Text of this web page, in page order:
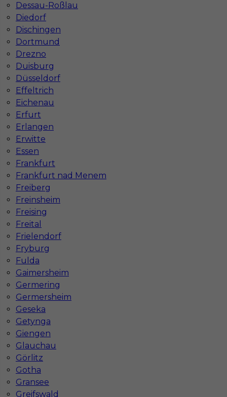
Dessau-Roßlau
Diedorf
Dischingen
Dortmund
Drezno
Duisburg
Düsseldorf
Effeltrich
Eichenau
Erfurt
Erlangen
Erwitte
Essen
Frankfurt
Frankfurt nad Menem
Freiberg
Freinsheim
Freising
Freital
Frielendorf
Fryburg
Fulda
Gaimersheim
Germering
Germersheim
Geseka
Getynga
Giengen
Glauchau
Görlitz
Gotha
Gransee
Greifswald
Praca w Niemczech dla malarza
Kategoria Prace wykończeniowe
Lokalizacja
Wymagane języki
Stawka 12 - 14 € / h
1
Znaleziono 3 wyników
Jak znaleźć pracę za granicą?
Czy praca Niemcy na budowie nadal się
opłaca przy obecnych kosztach życia?
Gdzie do pracy za granicę?